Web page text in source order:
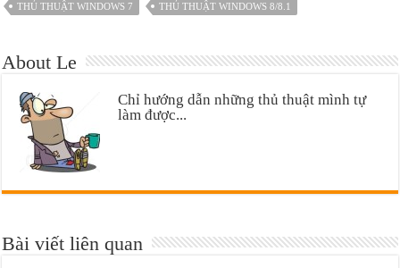
THỦ THUẬT WINDOWS 7
THỦ THUẬT WINDOWS 8/8.1
About Le
Chỉ hướng dẫn những thủ thuật mình tự
làm được...
Bài viết liên quan